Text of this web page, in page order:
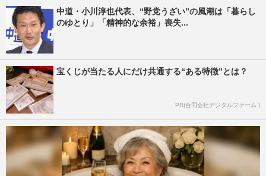
中道・小川淳也代表、“野党うざい”の風潮は「暮らし
のゆとり」「精神的な余裕」喪失...
宝くじが当たる人にだけ共通する“ある特徴”とは？
PR(合同会社デジタルファーム )